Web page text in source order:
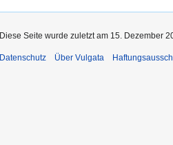
Diese Seite wurde zuletzt am 15. Dezember
Datenschutz Über Vulgata